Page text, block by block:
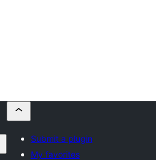
Submit a plugin
My favorites